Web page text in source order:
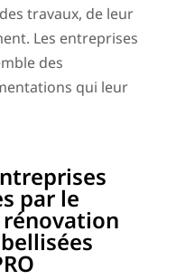
travaux, de leur
Les entreprises
des
qui leur
par le